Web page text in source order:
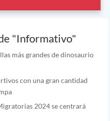
"Informativo"
más grandes de dinosaurio
con una gran cantidad
2024 se centrará